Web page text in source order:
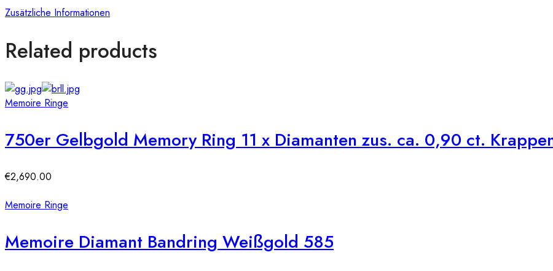
Zusätzliche Informationen
Related products
Memoire Ringe
750er Gelbgold Memory Ring 11 x Diamanten zus. ca. 0,90 ct.
€2,690.00
Memoire Ringe
Memoire Diamant Bandring Weißgold 585